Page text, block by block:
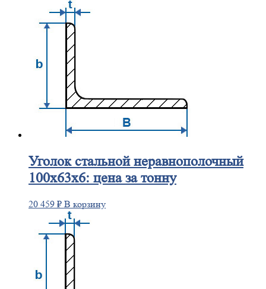
Уголокстальной неравнополочный
100х63х6: цена за тонну
20 459 ₽ В корзину